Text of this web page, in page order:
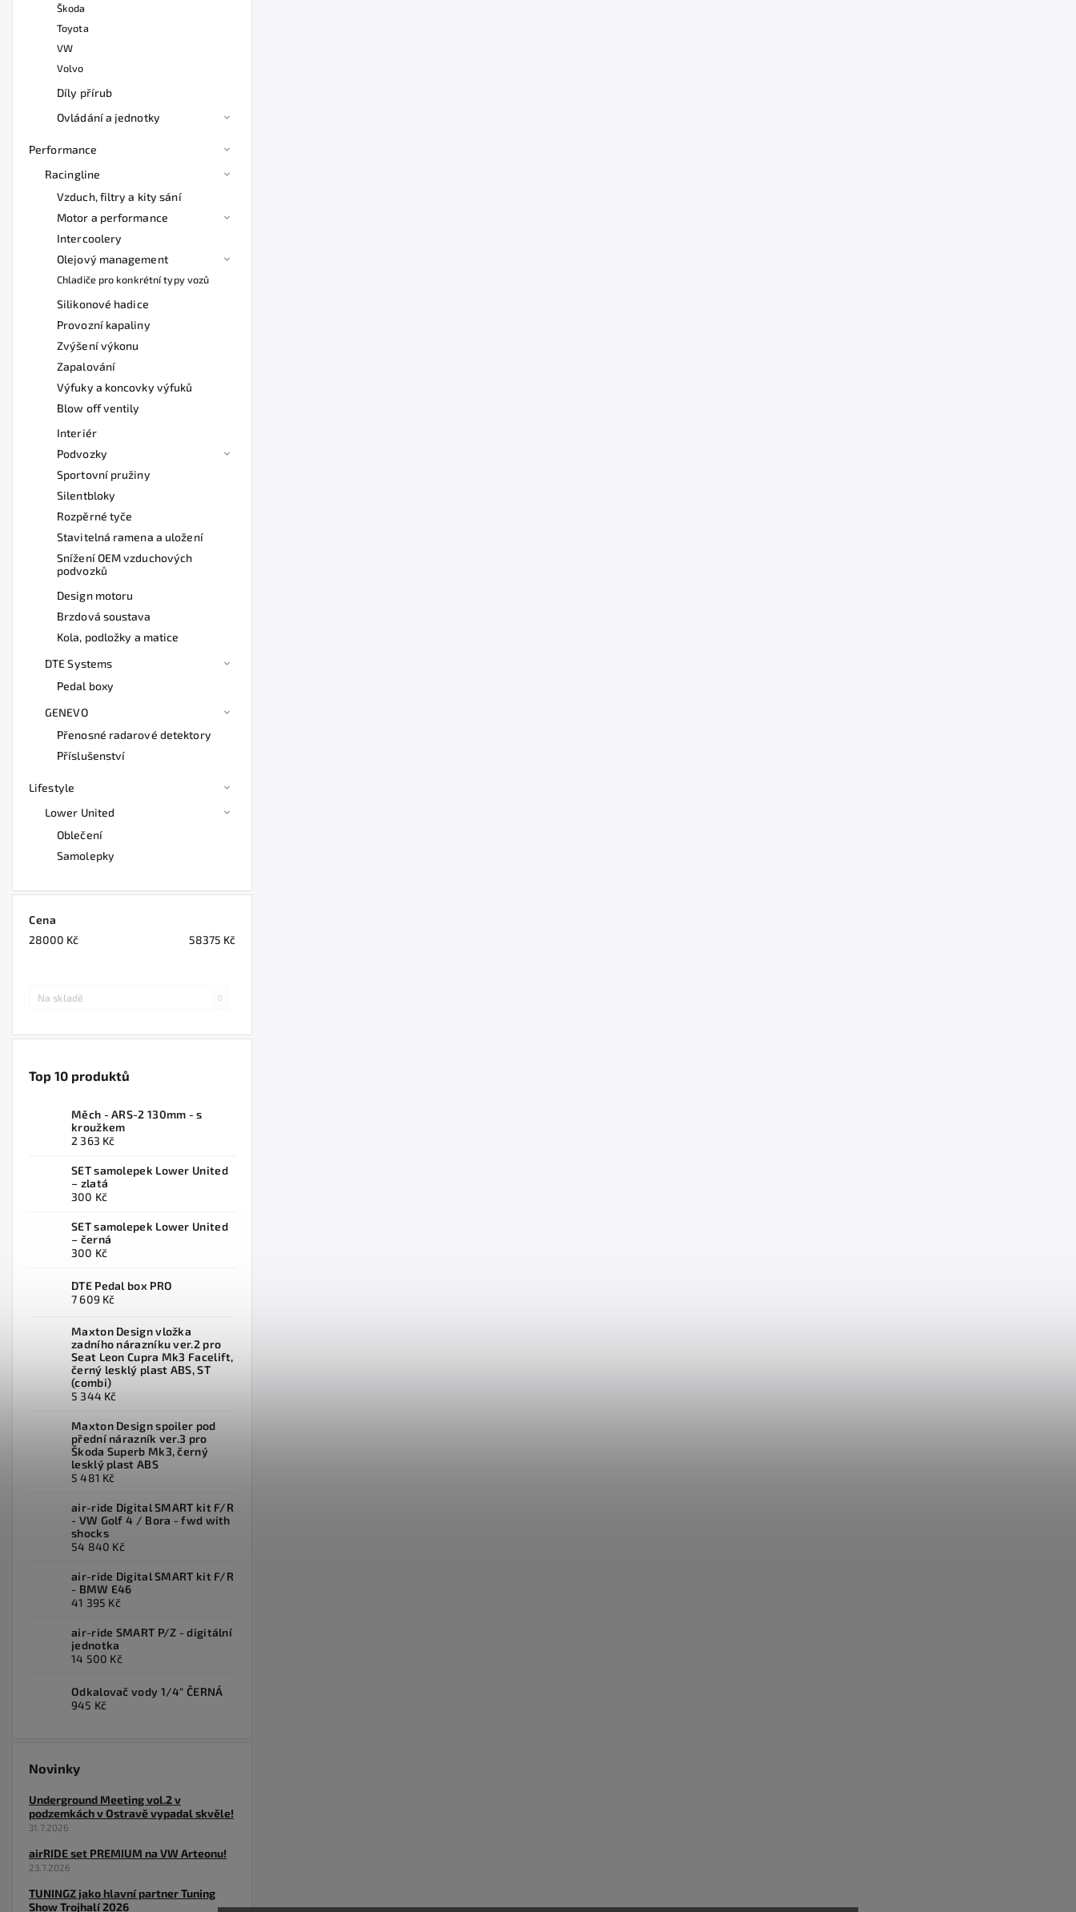
Škoda
Toyota
VW
Volvo
Díly přírub
Ovládání a jednotky
Performance
Racingline
Vzduch, filtry a kity sání
Motor a performance
Intercoolery
Olejový management
Chladiče pro konkrétní typy vozů
Silikonové hadice
Provozní kapaliny
Zvýšení výkonu
Zapalování
Výfuky a koncovky výfuků
Blow off ventily
Interiér
Podvozky
Sportovní pružiny
Silentbloky
Rozpěrné tyče
Stavitelná ramena a uložení
Snížení OEM vzduchových
podvozků
Design motoru
Brzdová soustava
Kola, podložky a matice
DTE Systems
Pedal boxy
GENEVO
Přenosné radarové detektory
Příslušenství
Lifestyle
Lower United
Oblečení
Samolepky
Cena
28000 Kč 58375 Kč
Na skladě 0
Top 10 produktů
Měch - ARS-2 130mm - s
kroužkem
2 363 Kč
SET samolepek Lower United
– zlatá
300 Kč
SET samolepek Lower United
– černá
300 Kč
DTE Pedal box PRO
7 609 Kč
Maxton Design vložka
zadního nárazníku ver.2 pro
Seat Leon Cupra Mk3 Facelift,
černý lesklý plast ABS, ST
(combi)
5 344 Kč
Maxton Design spoiler pod
přední nárazník ver.3 pro
Škoda Superb Mk3, černý
lesklý plast ABS
5 481 Kč
air-ride Digital SMART kit F/R
- VW Golf 4 / Bora - fwd with
shocks
54 840 Kč
air-ride Digital SMART kit F/R
- BMW E46
41 395 Kč
air-ride SMART P/Z - digitální
jednotka
14 500 Kč
Odkalovač vody 1/4" ČERNÁ
945 Kč
Novinky
Underground Meeting vol.2 v
podzemkách v Ostravě vypadal skvěle!
31.7.2026
airRIDE set PREMIUM na VW Arteonu!
23.7.2026
TUNINGZ jako hlavní partner Tuning
Show Trojhalí 2026